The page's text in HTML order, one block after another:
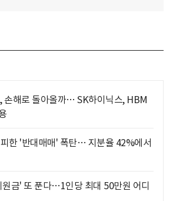
손해로 돌아올까… SK하이닉스, HBM
한 '반대매매' 폭탄… 지분율 42%에서
원금' 또 푼다…1인당 최대 50만원 어디